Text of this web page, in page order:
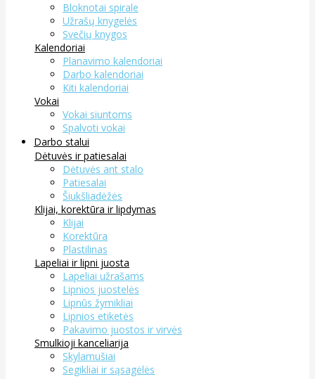
Bloknotai spirale
Užrašų knygelės
Svečių knygos
Kalendoriai
Planavimo kalendoriai
Darbo kalendoriai
Kiti kalendoriai
Vokai
Vokai siuntoms
Spalvoti vokai
Darbo stalui
Dėtuvės ir patiesalai
Dėtuvės ant stalo
Patiesalai
Šiukšliadėžės
Klijai, korektūra ir lipdymas
Klijai
Korektūra
Plastilinas
Lapeliai ir lipni juosta
Lapeliai užrašams
Lipnios juostelės
Lipnūs žymikliai
Lipnios etiketės
Pakavimo juostos ir virvės
Smulkioji kanceliarija
Skylamušiai
Segikliai ir sąsagėlės